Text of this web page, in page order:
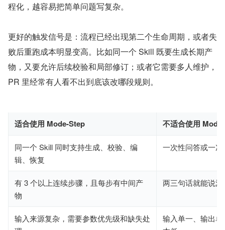
程化，越容易把简单问题写复杂。
更好的触发信号是：流程已经出现第二个生命周期，或者失
败后重跑成本明显变高。比如同一个 Skill 既要生成长期产
物，又要允许后续校验和局部修订；或者它需要多人维护，
PR 里经常有人看不出到底该改哪段规则。
适合使用 Mode-Step 不适合使用
同一个 Skill 同时支持生成、校验、编
辑、恢复
一次性问答或一
有 3 个以上连续步骤，且每步有中间产
物
两三句话就能说
输入来源复杂，需要参数优先级和缺失处
输入单一、输出